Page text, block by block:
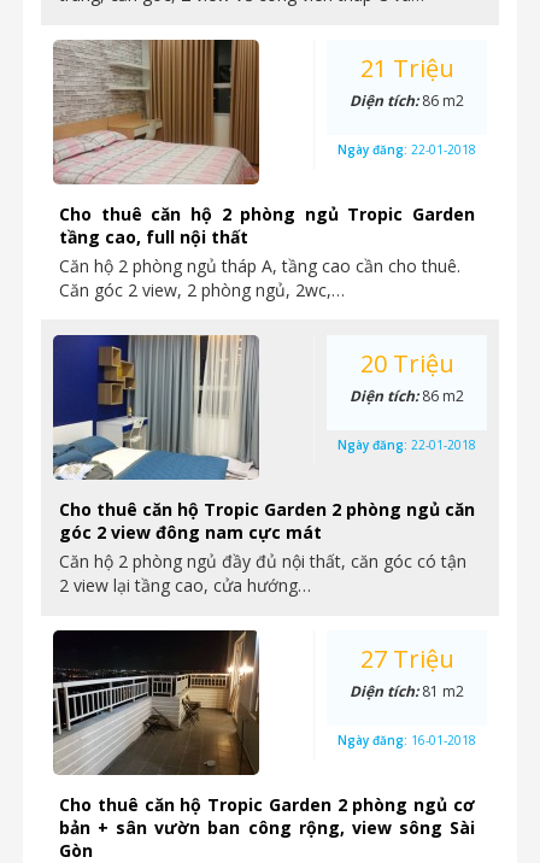
Cho thuê căn hộ 2 phòng ngủ Tropic Garden
tầng cao, full nội thất
Căn hộ 2 phòng ngủ tháp A, tầng cao cần cho thuê.
Căn góc 2 view, 2 phòng ngủ, 2wc,…
21 Triệu
Diện tích:86 m2
Ngày đăng: 22-01-2018
Cho thuê căn hộ Tropic Garden 2 phòng ngủ căn
góc 2 view đông nam cực mát
Căn hộ 2 phòng ngủ đầy đủ nội thất, căn góc có tận
2 view lại tầng cao, cửa hướng…
20 Triệu
Diện tích:86 m2
Ngày đăng: 22-01-2018
Cho thuê căn hộ Tropic Garden 2 phòng ngủ cơ
bản + sân vườn ban công rộng, view sông Sài
Gòn
27 Triệu
Diện tích:81 m2
Ngày đăng: 16-01-2018